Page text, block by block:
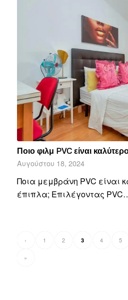
Ποιο φιλμ PVC είναι
Αυγούστου 18, 2024
Ποια μεμβράνη PVC είναι
έπιπλα; Επιλέγοντας
‹ 1 2 3 4 5
»